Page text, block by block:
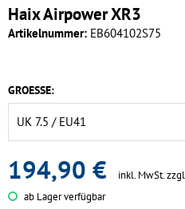
Haix Airpower XR3
Artikelnummer: EB604102S75
GROESSE:
194,90 € inkl. MwSt.
ab Lager verfügbar